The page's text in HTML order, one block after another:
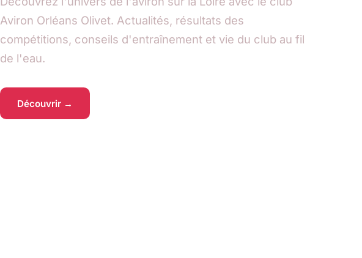
Aviron Orléans Olivet. Actualités, résultats des
compétitions, conseils d'entraînement et vie du club au fil
de l'eau.
Découvrir →